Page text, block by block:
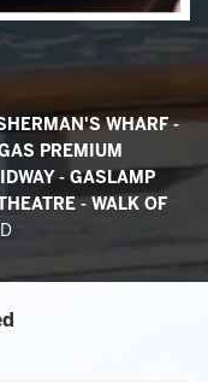
WHARF -
PREMIUM
- GASLAMP
- WALK OF